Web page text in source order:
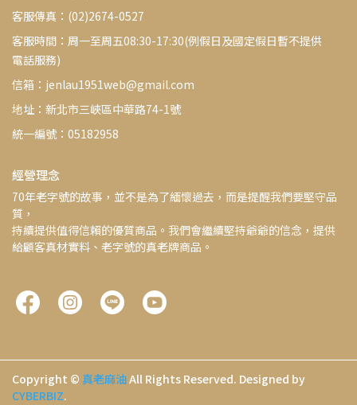
客服傳真：(02)2674-0527
客服時間：周一至周五08:30-17:30(例假日及國定假日暫不提供
電話服務)
信箱：jenlau1951web@gmail.com
地址：新北市三峽區中華路74-1號
統一編號：05182958
經營理念
70年老字號的故事，並不是為了緬懷過去，而是提醒我們要堅守品
質，
持續提供值得信賴的優質商品。我們會繼續堅持爺爺的信念，提供
給顧客真材實料、老字號的真老牌商品。
Copyright © 真老麻油All Rights Reserved. Designed by
CYBERBIZ.